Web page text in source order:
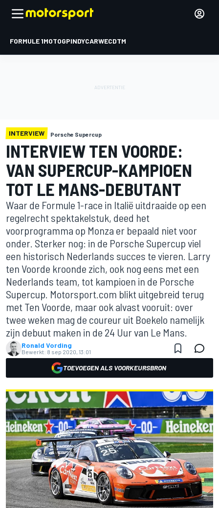
FORMULE 1MOTOGPINDYCARWECDTM
INTERVIEW Porsche Supercup
INTERVIEW TEN VOORDE:
VAN SUPERCUP-KAMPIOEN
TOT LE MANS-DEBUTANT
Waar de Formule 1-race in Italië uitdraaide op een
regelrecht spektakelstuk, deed het
voorprogramma op Monza er bepaald niet voor
onder. Sterker nog: in de Porsche Supercup viel
een historisch Nederlands succes te vieren. Larry
ten Voorde kroonde zich, ook nog eens met een
Nederlands team, tot kampioen in de Porsche
Supercup. Motorsport.com blikt uitgebreid terug
met Ten Voorde, maar ook alvast vooruit: over
twee weken mag de coureur uit Boekelo namelijk
zijn debuut maken in de 24 Uur van Le Mans.
Ronald Vording
Bewerkt: 8 sep 2020, 13:01
TOEVOEGEN ALS VOORKEURSBRON